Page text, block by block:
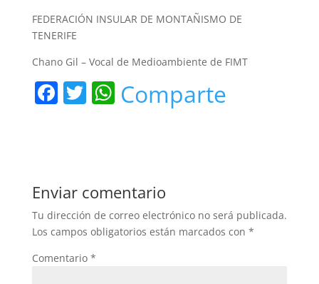
FEDERACIÓN INSULAR DE MONTAÑISMO DE
TENERIFE
Chano Gil – Vocal de Medioambiente de FIMT
F
b
o
o
k
T W
A
p
p
Comparte
Enviar comentario
Tu dirección de correo electrónico no será publicada.
Los campos obligatorios están marcados con *
Comentario *